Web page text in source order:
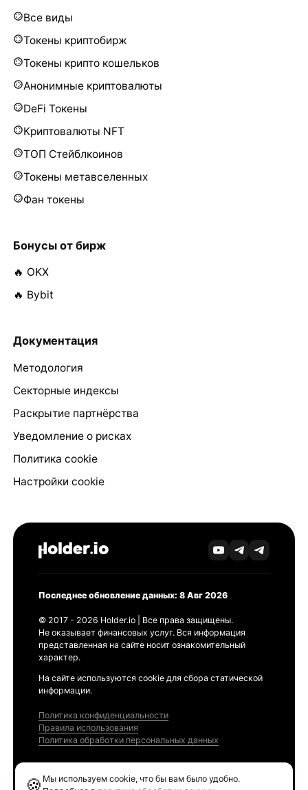
Все виды
Токены криптобирж
Токены крипто кошельков
Анонимные криптовалюты
DeFi Токены
Криптовалюты NFT
ТОП Стейблкоинов
Токены метавселенных
Фан токены
Бонусы от бирж
🔥 OKX
🔥 Bybit
Документация
Методология
Секторные индексы
Раскрытие партнёрства
Уведомление о рисках
Политика cookie
Настройки cookie
Последнее обновление данных: 8 Авг 2026
© 2017 - 2026 Holder.io | Все права защищены.
Не оказывает финансовых услуг. Вся информация
представленная на сайте носит ознакомительный
характер.
На сайте используются cookie для сбора статической
информации.
Политика конфиденциальности
Правила использования
Политика обработки персональных данных
🍪 Мы используем cookie, что бы вам было удобно.